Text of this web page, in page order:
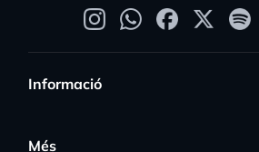
Informació
Més